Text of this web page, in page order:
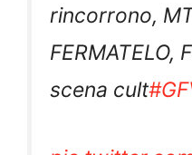
rincorrono,
FERMATELO,
scena cult